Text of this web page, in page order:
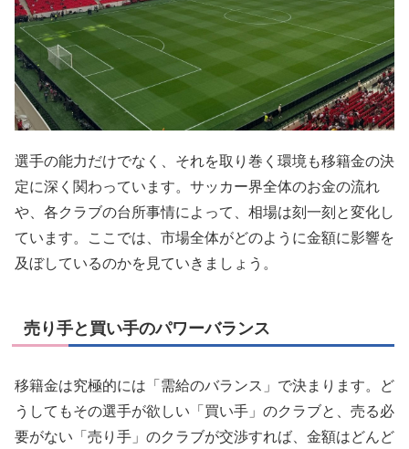
選手の能力だけでなく、それを取り巻く環境も移籍金の決
定に深く関わっています。サッカー界全体のお金の流れ
や、各クラブの台所事情によって、相場は刻一刻と変化し
ています。ここでは、市場全体がどのように金額に影響を
及ぼしているのかを見ていきましょう。
売り手と買い手のパワーバランス
移籍金は究極的には「需給のバランス」で決まります。ど
うしてもその選手が欲しい「買い手」のクラブと、売る必
要がない「売り手」のクラブが交渉すれば、金額はどんど